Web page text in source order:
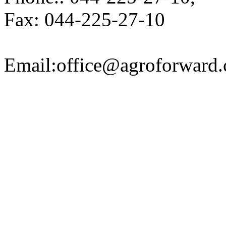
Fax: 044-225-27-10